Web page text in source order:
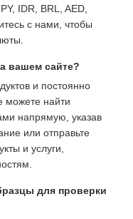
IDR, BRL, AED,
с нами, чтобы
вашем сайте?
и постоянно
можете найти
напрямую, указав
или отправьте
и услуги,
для проверки